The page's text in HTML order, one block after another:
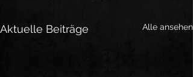
Aktuelle Beiträge Alle ansehen